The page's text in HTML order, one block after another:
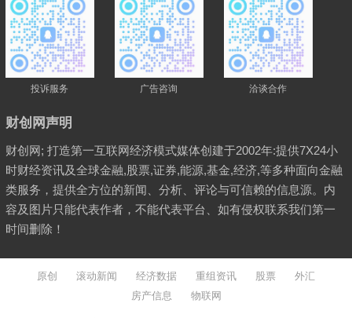
投诉服务 广告咨询 洽谈合作
财创网声明
财创网; 打造第一互联网经济模式媒体创建于2002年:提供7X24小
时财经资讯及全球金融,股票,证券,能源,基金,经济,等多种面向金融
类服务，提供全方位的新闻、分析、评论与可信赖的信息源。内
容及图片只能代表作者，不能代表平台、如有侵权联系我们第一
时间删除！
原创 滚动新闻 经济数据 重组资讯 股票
外汇
房产信息
物联网